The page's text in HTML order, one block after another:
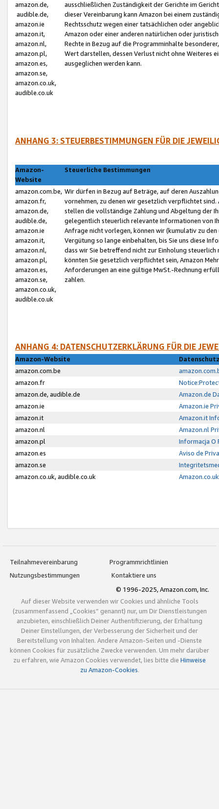
amazon.de,
audible.de,
amazon.ie
amazon.it,
amazon.nl,
amazon.pl,
amazon.es,
amazon.se,
amazon.co.uk,
audible.co.uk
ausschließlichen Zuständigkeit der Gerichte im
dieser Vereinbarung kann Amazon bei einem
Rechtsschutz wegen einer tatsächlichen oder
Amazon oder einer anderen natürlichen oder
Rechte in Bezug auf die Programminhalte
Wert darstellen, dessen Verlust nicht ohne Weiteres
ausgeglichen werden kann.
ANHANG 3: STEUERBESTIMMUNGEN FÜR DIE
Amazon-
Website
Steuerliche Bestimmungen
amazon.com.be,
amazon.fr,
amazon.de,
audible.de,
amazon.ie
amazon.it,
amazon.nl,
amazon.pl,
amazon.es,
amazon.se,
amazon.co.uk,
audible.co.uk
Wir dürfen in Bezug auf Beträge, auf deren
vornehmen, zu denen wir gesetzlich verpflichtet
stellen die vollständige Zahlung und Abgeltung der
gelegentlich steuerlich relevante Informationen von
Anfrage nicht vorlegen, können wir (kumulativ zu
Vergütung so lange einbehalten, bis Sie uns diese
dass wir Sie betreffend nicht zur Einholung
könnten Sie gesetzlich verpflichtet sein, Amazon
Anforderungen an eine gültige MwSt.-Rechnung
zahlen.
ANHANG 4: DATENSCHUTZERKLÄRUNG FÜR DIE
Amazon-Website
amazon.com.be
amazon.fr
amazon.de, audible.de
Amazon.de
amazon.ie
Amazon.ie
amazon.it
Amazon.it
amazon.nl
Amazon.nl
amazon.pl
Informacja O
amazon.es
Aviso de
amazon.se
amazon.co.uk, audible.co.uk
Teilnahmevereinbarung
Programmrichtlinien
Nutzungsbestimmungen
Kontaktiere uns
© 1996-2025, Amazon.com, Inc.
Auf dieser Website verwenden wir Cookies und ähnliche Tools
(zusammenfassend „Cookies“ genannt) nur, um Dir Dienstleistungen
anzubieten, einschließlich Deiner Authentifizierung, der Erhaltung
Deiner Einstellungen, der Verbesserung der Sicherheit und der
Bereitstellung von Inhalten. Andere Amazon-Seiten und -Dienste
können Cookies für zusätzliche Zwecke verwenden. Um mehr darüber
zu erfahren, wie Amazon Cookies verwendet, lies bitte die Hinweise
zu Amazon-Cookies.